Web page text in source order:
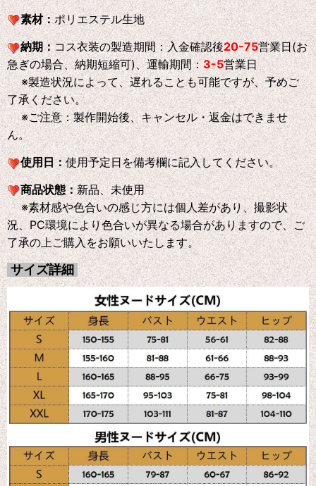
素材：ポリエステル生地
納期：コス衣装の製造期間：入金確認後20-75営業日(お
急ぎの場合、納期短縮可)、運輸期間：3-5営業日
※製造状況によって、遅れることも可能ですが、予めご
了承ください。
※ご注意：製作開始後、キャンセル・返金はできませ
ん。
使用日：使用予定日を備考欄に記入してください。
商品状態：新品、未使用
※素材感や色合いの感じ方には個人差があり、撮影状
況、PC環境により色合いが異なる場合がありますので、ご
了承の上ご購入をお願いいたします。
サイズ詳細